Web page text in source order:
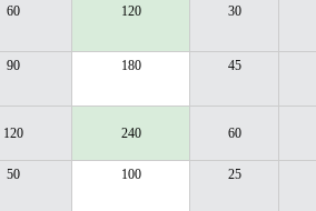
60 120 30
90 180 45
120 240 60
50 100 25